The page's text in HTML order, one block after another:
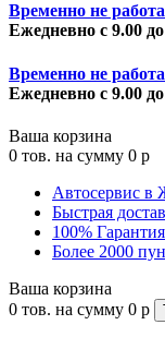
Временно не
Ежедневно с 9.00
Временно не
Ежедневно с 9.00
Ваша корзина
0 тов. на сумму 0 p
Автосервис в
Быстрая
100%
Более 2000
Ваша корзина
0 тов. на сумму 0 p